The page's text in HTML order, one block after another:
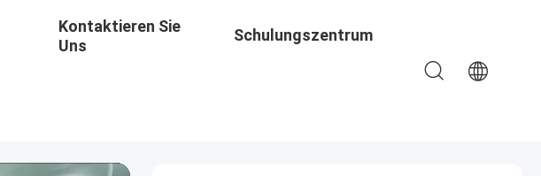
Kontaktieren Sie
Uns
Schulungszentrum